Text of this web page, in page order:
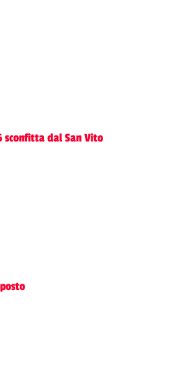
sconfitta dal San Vito